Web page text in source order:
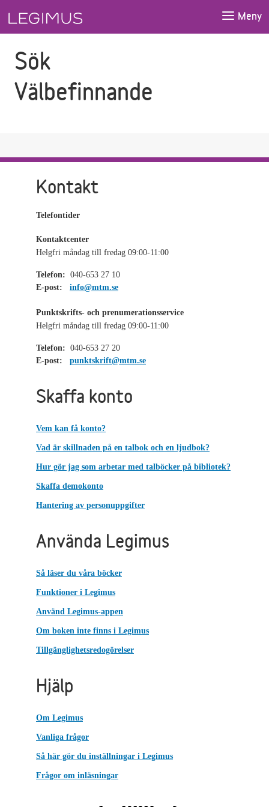
Meny
Sök
Välbefinnande
Kontakt
Telefontider
Kontaktcenter
Helgfri måndag till fredag 09:00-11:00
Telefon: 040-653 27 10
E-post:
info@mtm.se
Punktskrifts- och prenumerationsservice
Helgfri måndag till fredag 09:00-11:00
Telefon: 040-653 27 20
E-post:
punktskrift@mtm.se
Skaffa konto
Vem kan få konto?
Vad är skillnaden på en talbok och en ljudbok?
Hur gör jag som arbetar med talböcker på bibliotek?
Skaffa demokonto
Hantering av personuppgifter
Använda Legimus
Så läser du våra böcker
Funktioner i Legimus
Använd Legimus-appen
Om boken inte finns i Legimus
Tillgänglighetsredogörelser
Hjälp
Om Legimus
Vanliga frågor
Så här gör du inställningar i Legimus
Frågor om inläsningar